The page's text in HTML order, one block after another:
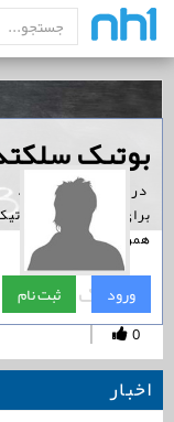
‏بوتیک
‏ در نوین همراه است.
همراه ثبت نام کنید.
ورود ثبت نام
بوتیک سلکتد
0
|
اخبار